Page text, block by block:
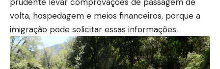
volta, hospedagem e meios financeiros, porque a
imigração pode solicitar essas informações.